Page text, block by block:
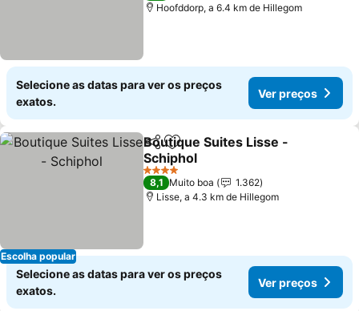
Hoofddorp, a 6.4 km de Hillegom
Selecione as datas para ver os preços
exatos.
Ver preços
Escolha popular
PartilharAdicionar aos favoritos
Boutique Suites Lisse -
Schiphol
4 Estrelas
8,1 Muito boa
1.362
Lisse, a 4.3 km de Hillegom
Selecione as datas para ver os preços
exatos.
Ver preços